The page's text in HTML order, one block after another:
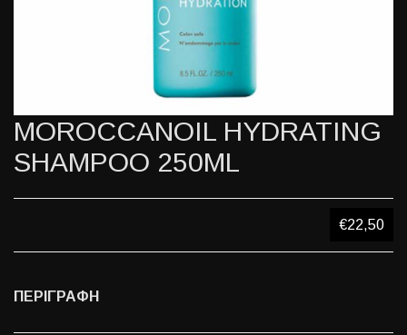
MOROCCANOIL HYDRATING
SHAMPOO 250ML
€22,50
ΠΕΡΙΓΡΑΦΗ